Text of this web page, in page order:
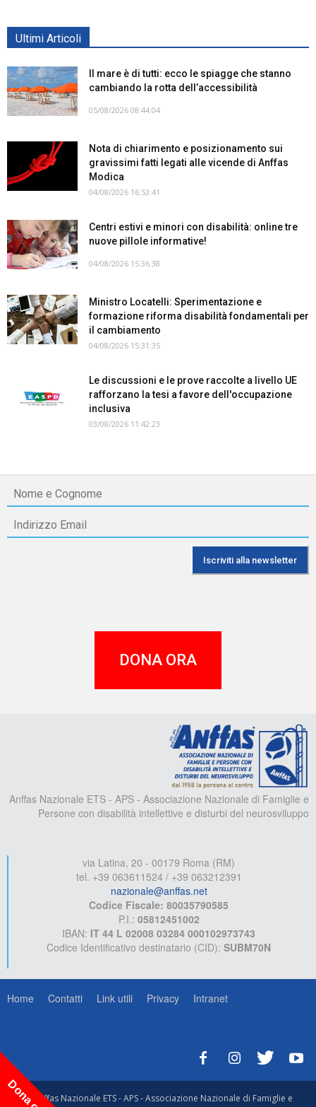
Ultimi Articoli
Il mare è di tutti: ecco le spiagge che stanno
cambiando la rotta dell’accessibilità
05/08/2026 08:44:04
Nota di chiarimento e posizionamento sui
gravissimi fatti legati alle vicende di Anffas
Modica
04/08/2026 16:53:41
Centri estivi e minori con disabilità: online tre
nuove pillole informative!
04/08/2026 15:36:38
Ministro Locatelli: Sperimentazione e
formazione riforma disabilità fondamentali per
il cambiamento
04/08/2026 15:31:35
Le discussioni e le prove raccolte a livello UE
rafforzano la tesi a favore dell'occupazione
inclusiva
03/08/2026 11:42:23
DONA ORA
Anffas Nazionale ETS - APS - Associazione Nazionale di Famiglie e
Persone con disabilità intellettive e disturbi del neurosviluppo
via Latina, 20 - 00179 Roma (RM)
tel. +39 063611524 / +39 063212391
nazionale@anffas.net
Codice Fiscale: 80035790585
P.I.: 05812451002
IBAN: IT 44 L 02008 03284 000102973743
Codice Identificativo destinatario (CID): SUBM70N
Home Contatti Link utili Privacy Intranet
© Anffas Nazionale ETS - APS - Associazione Nazionale di Famiglie e